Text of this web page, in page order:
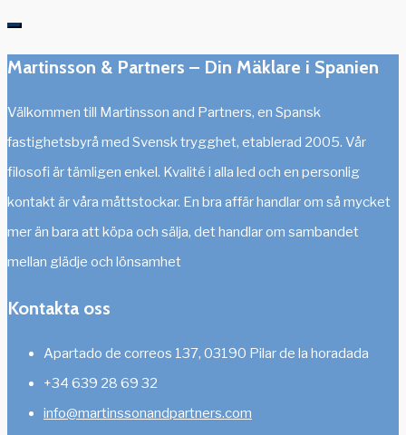
Martinsson & Partners – Din Mäklare i Spanien
Välkommen till Martinsson and Partners, en Spansk
fastighetsbyrå med Svensk trygghet, etablerad 2005. Vår
filosofi är tämligen enkel. Kvalité i alla led och en personlig
kontakt är våra måttstockar. En bra affär handlar om så mycket
mer än bara att köpa och sälja, det handlar om sambandet
mellan glädje och lönsamhet
Kontakta oss
Apartado de correos 137, 03190 Pilar de la horadada
+34 639 28 69 32
info@martinssonandpartners.com